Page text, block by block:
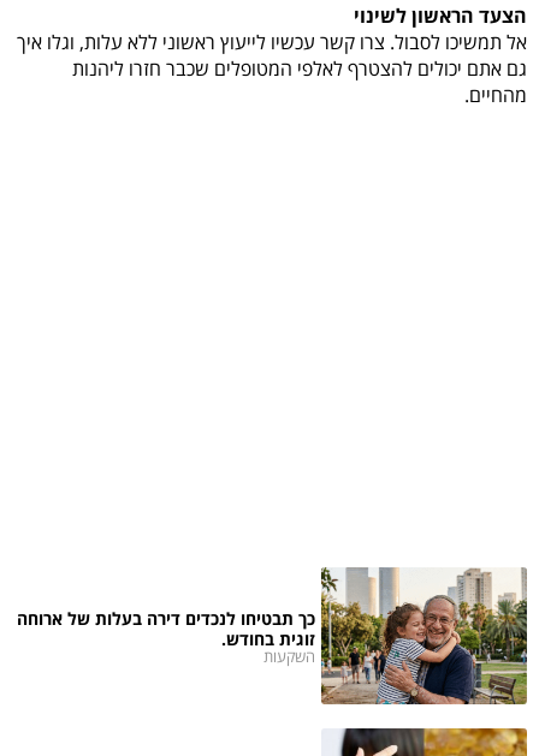
הצעד הראשון לשינוי
אל תמשיכו לסבול. צרו קשר עכשיו לייעוץ ראשוני ללא עלות, וגלו איך
גם אתם יכולים להצטרף לאלפי המטופלים שכבר חזרו ליהנות
מהחיים.
כך תבטיחו לנכדים דירה בעלות של ארוחה
זוגית בחודש.
השקעות